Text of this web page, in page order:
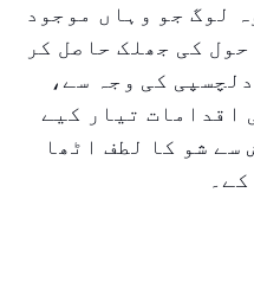
لوگ جو وہاں موجود
کی جھلک حاصل کر
کی وجہ سے،
اقدامات تیار کیے
سے شو کا لطف اٹھا